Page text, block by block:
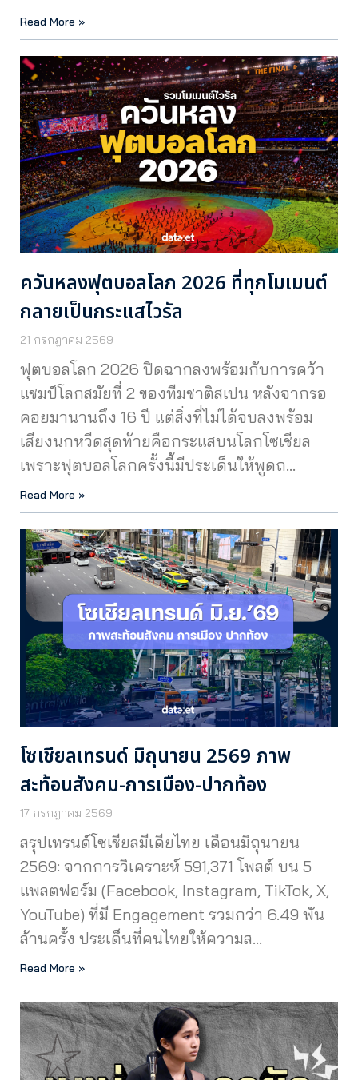
Read More »
ควันหลงฟุตบอลโลก 2026 ที่ทุกโมเมนต์
กลายเป็นกระแสไวรัล
21 กรกฎาคม 2569
ฟุตบอลโลก 2026 ปิดฉากลงพร้อมกับการคว้า
แชมป์โลกสมัยที่ 2 ของทีมชาติสเปน หลังจากรอ
คอยมานานถึง 16 ปี แต่สิ่งที่ไม่ได้จบลงพร้อม
เสียงนกหวีดสุดท้ายคือกระแสบนโลกโซเชียล
เพราะฟุตบอลโลกครั้งนี้มีประเด็นให้พูดถ…
Read More »
โซเชียลเทรนด์ มิถุนายน 2569 ภาพ
สะท้อนสังคม-การเมือง-ปากท้อง
17 กรกฎาคม 2569
สรุปเทรนด์โซเชียลมีเดียไทย เดือนมิถุนายน
2569: จากการวิเคราะห์ 591,371 โพสต์ บน 5
แพลตฟอร์ม (Facebook, Instagram, TikTok, X,
YouTube) ที่มี Engagement รวมกว่า 6.49 พัน
ล้านครั้ง ประเด็นที่คนไทยให้ความส…
Read More »